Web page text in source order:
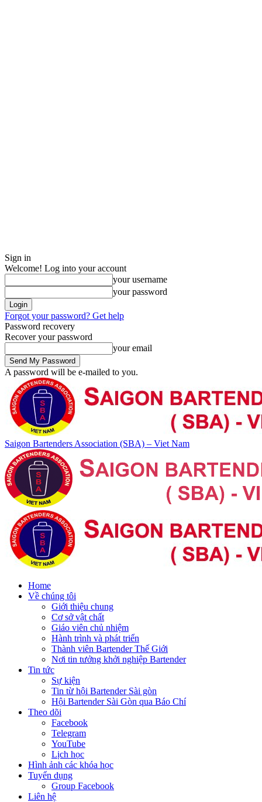
Sign in
Welcome! Log into your account
your username
your password
Forgot your password? Get help
Password recovery
Recover your password
your email
A password will be e-mailed to you.
Saigon Bartenders Association (SBA) – Viet Nam
Home
Về chúng tôi
Giới thiệu chung
Cơ sở vật chất
Giáo viên chủ nhiệm
Hành trình và phát triển
Thành viên Bartender Thế Giới
Nơi tin tưởng khởi nghiệp Bartender
Tin tức
Sự kiện
Tin từ hội Bartender Sài gòn
Hội Bartender Sài Gòn qua Báo Chí
Theo dõi
Facebook
Telegram
YouTube
Lịch học
Hình ảnh các khóa học
Tuyển dụng
Group Facebook
Liên hệ